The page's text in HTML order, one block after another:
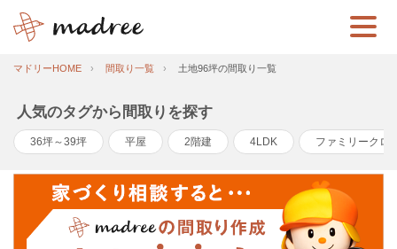
マドリーHOME 間取り一覧 土地96坪の間取り一覧
人気のタグから間取りを探す
36坪～39坪 平屋 2階建 4LDK ファミリークロ